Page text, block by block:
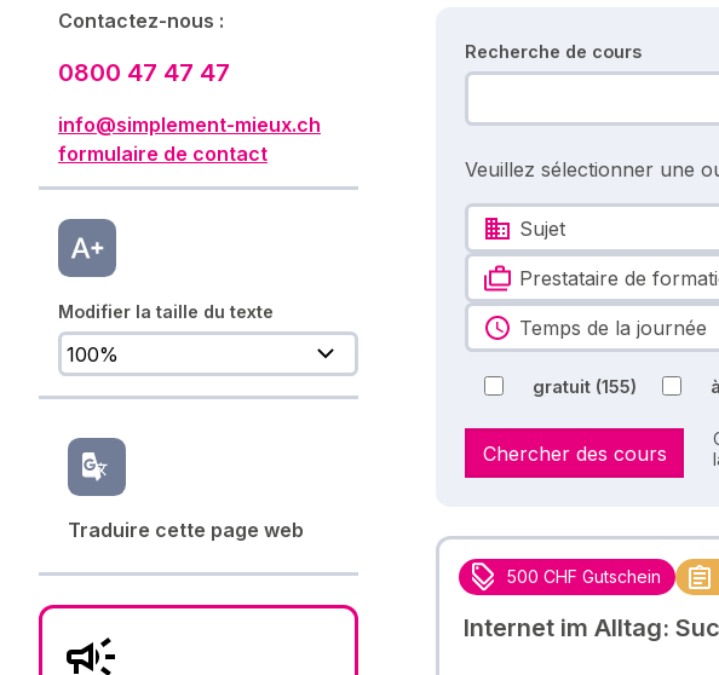
Contactez-nous :
0800 47 47 47
info@simplement-mieux.ch
formulaire de contact
Modifier la taille du texte
Traduire cette page web
Recherche de cours
Veuillez sélectionner une
Sujet
Prestataire de
Temps de la journée
gratuit (155)
Chercher des cours
500 CHF Gutschein
Internet im Alltag: